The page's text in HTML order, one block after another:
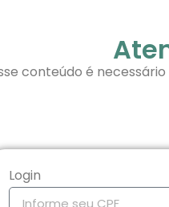
conteúdo é
Login